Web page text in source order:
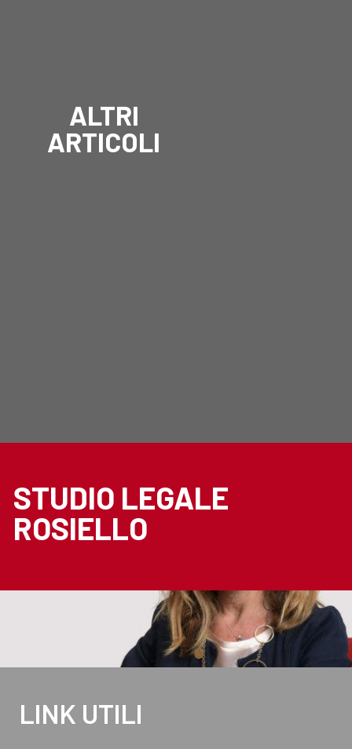
ALTRI
ARTICOLI
STUDIO LEGALE
ROSIELLO
LINK UTILI